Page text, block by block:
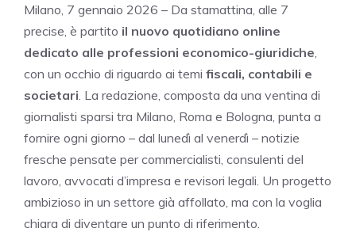
Milano, 7 gennaio 2026 – Da stamattina, alle 7
precise, è partito il nuovo quotidiano online
dedicato alle professioni economico-giuridiche
con un occhio di riguardo ai temi fiscali, contabili e
societari . La redazione, composta da una ventina di
giornalisti sparsi tra Milano, Roma e Bologna, punta a
fornire ogni giorno – dal lunedì al venerdì – notizie
fresche pensate per commercialisti, consulenti del
lavoro, avvocati d’impresa e revisori legali. Un progetto
ambizioso in un settore già affollato, ma con la voglia
chiara di diventare un punto di riferimento.